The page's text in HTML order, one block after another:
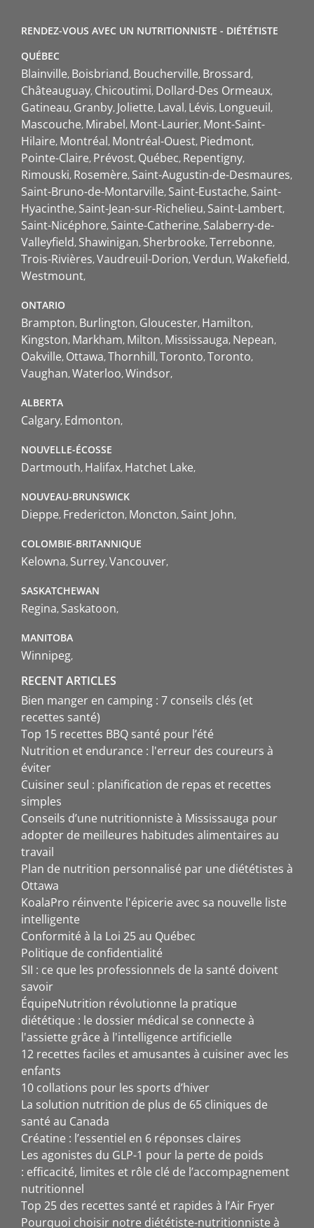
RENDEZ-VOUS AVEC UN NUTRITIONNISTE - DIÉTÉTISTE
QUÉBEC
Blainville Boisbriand Boucherville Brossard
Châteauguay Chicoutimi Dollard-Des Ormeaux
Gatineau Granby Joliette Laval Lévis Longueuil
Mascouche Mirabel Mont-Laurier Mont-Saint-
Hilaire Montréal Montréal-Ouest Piedmont
Pointe-Claire Prévost Québec Repentigny
Rimouski Rosemère Saint-Augustin-de-Desmaures
Saint-Bruno-de-Montarville Saint-Eustache Saint-
Hyacinthe Saint-Jean-sur-Richelieu Saint-Lambert
Saint-Nicéphore Sainte-Catherine Salaberry-de-
Valleyfield Shawinigan Sherbrooke Terrebonne
Trois-Rivières Vaudreuil-Dorion Verdun Wakefield
Westmount
ONTARIO
Brampton Burlington Gloucester Hamilton
Kingston Markham Milton Mississauga Nepean
Oakville Ottawa Thornhill Toronto Toronto
Vaughan Waterloo Windsor
ALBERTA
Calgary Edmonton
NOUVELLE-ÉCOSSE
Dartmouth Halifax Hatchet Lake
NOUVEAU-BRUNSWICK
Dieppe Fredericton Moncton Saint John
COLOMBIE-BRITANNIQUE
Kelowna Surrey Vancouver
SASKATCHEWAN
Regina Saskatoon
MANITOBA
Winnipeg
RECENT ARTICLES
Bien manger en camping : 7 conseils clés (et
recettes santé)
Top 15 recettes BBQ santé pour l’été
Nutrition et endurance : l'erreur des coureurs à
éviter
Cuisiner seul : planification de repas et recettes
simples
Conseils d’une nutritionniste à Mississauga pour
adopter de meilleures habitudes alimentaires au
travail
Plan de nutrition personnalisé par une diététistes à
Ottawa
KoalaPro réinvente l'épicerie avec sa nouvelle liste
intelligente
Conformité à la Loi 25 au Québec
Politique de confidentialité
SII : ce que les professionnels de la santé doivent
savoir
ÉquipeNutrition révolutionne la pratique
diététique : le dossier médical se connecte à
l'assiette grâce à l'intelligence artificielle
12 recettes faciles et amusantes à cuisiner avec les
enfants
10 collations pour les sports d’hiver
La solution nutrition de plus de 65 cliniques de
santé au Canada
Créatine : l’essentiel en 6 réponses claires
Les agonistes du GLP-1 pour la perte de poids
: efficacité, limites et rôle clé de l’accompagnement
nutritionnel
Top 25 des recettes santé et rapides à l’Air Fryer
Pourquoi choisir notre diététiste-nutritionniste à